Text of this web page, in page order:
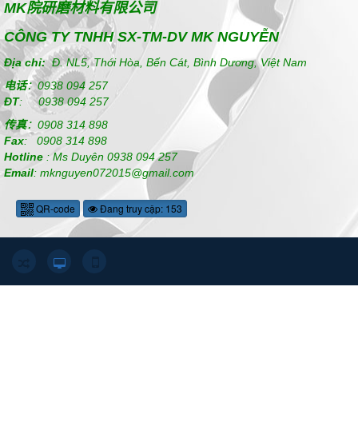
MK院研磨材料有限公司
CÔNG TY TNHH SX-TM-DV MK NGUYỄN
Địa chỉ: Đ. NL5, Thới Hòa, Bến Cát, Bình Dương, Việt Nam
电话：0938 094 257
ĐT:0938 094 257
传真： 0908 314 898
Fax: 0908 314 898
Hotline : Ms Duyên 0938 094 257
Email: mknguyen072015@gmail.com
QR-code Đang truy cập: 153